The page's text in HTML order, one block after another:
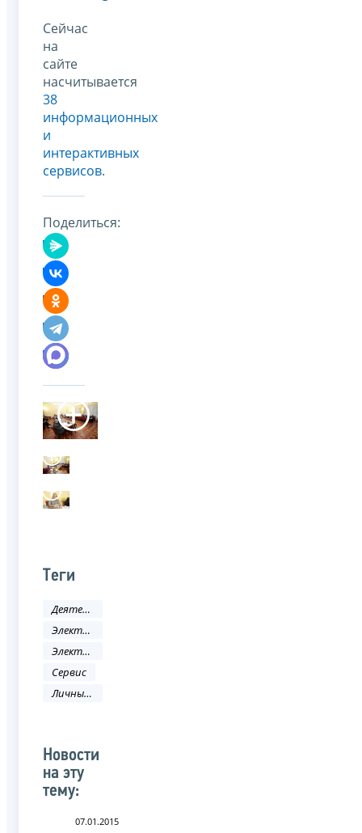
Сейчас
на
сайте
насчитывается
38
информационных
и
интерактивных
сервисов.
Поделиться:
Теги
Деятельность ФНС
Электронные услуги
Электронные сервисы
Сервис
Личный кабинет
Новости
на эту
тему:
07.01.2015